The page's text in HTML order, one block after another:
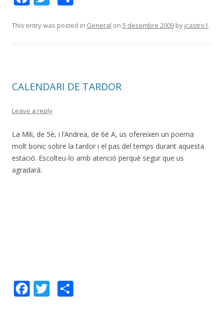
e
k
itt m
ix
This entry was posted in General on 5 desembre 2009 by jcastro1.
CALENDARI DE TARDOR
Leave a reply
La Mili, de 5è, i l’Andrea, de 6è A, us ofereixen un poema
molt bonic sobre la tardor i el pas del temps durant aquesta
estació. Escolteu-lo amb atenció perquè segur que us
agradarà.
F T